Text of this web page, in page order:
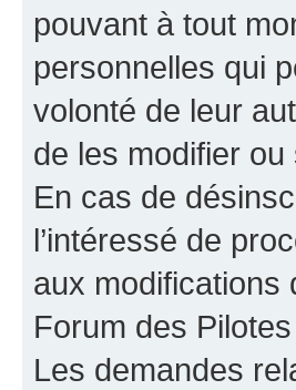
pouvant à tout
personnelles qui
volonté de leur
de les modifier ou
En cas de
l’intéressé de
aux modifications
Forum des
Les demandes